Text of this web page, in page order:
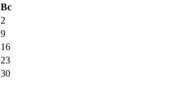
Вс
2
9
16
23
30